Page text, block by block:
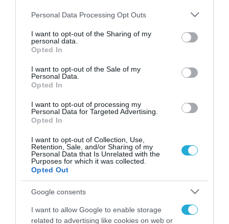
Please note that this website/app uses one or more Google
not limited to your visit or usage behaviour. You may click to
grant or deny consent to Google and its third-party tags to
use your data for below specified purposes in below Google
consent section.
Personal Data Processing Opt Outs
I want to opt-out of the Sharing of my
personal data.
Opted In
I want to opt-out of the Sale of my
Personal Data.
Opted In
I want to opt-out of processing my
Personal Data for Targeted Advertising.
Opted In
I want to opt-out of Collection, Use,
Retention, Sale, and/or Sharing of my
Personal Data that Is Unrelated with the
Purposes for which it was collected.
Opted Out
Google consents
I want to allow Google to enable storage
related to advertising like cookies on web or
FOCUS ON
06.08.2026 | 01:02
Ο πρόεδρος του Ιράν
αποκαλύπτει για την υγεία του
Μοτζτάμπα Χαμενεΐ «τώρα είναι